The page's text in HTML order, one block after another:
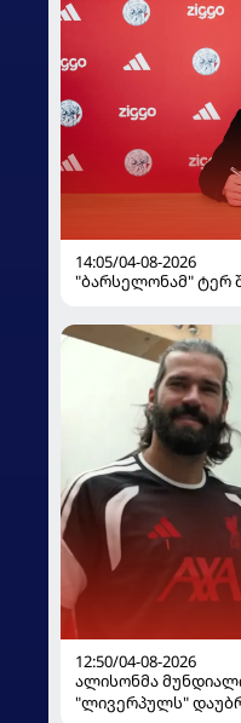
14:05/04-08-2026
"ბარსელონამ" ტერ
12:50/04-08-2026
ალისონმა
"ლივერპულს"